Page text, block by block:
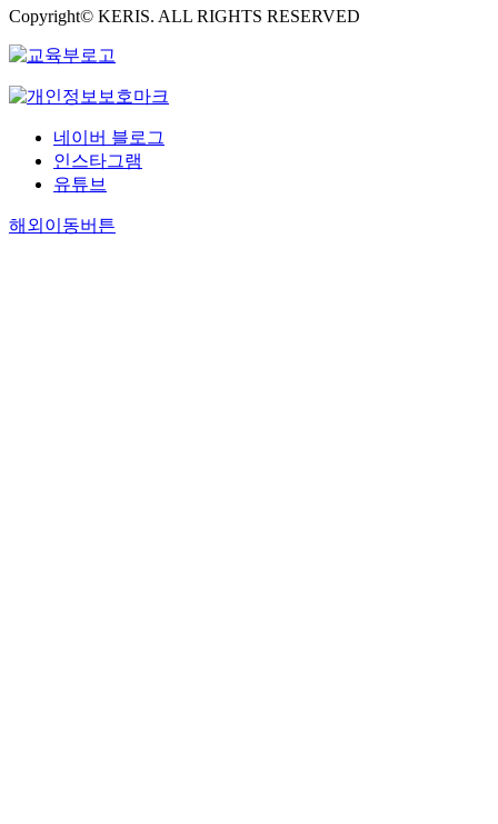
Copyright© KERIS. ALL RIGHTS RESERVED
네이버 블로그
인스타그램
유튜브
해외이동버튼